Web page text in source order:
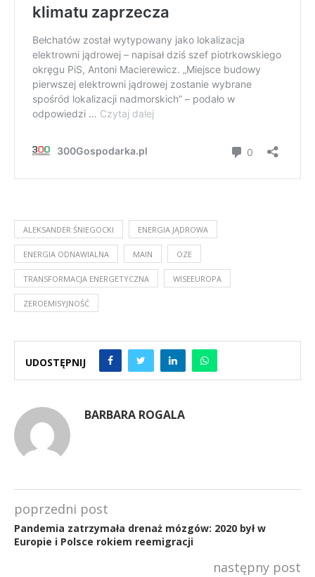
ALEKSANDER ŚNIEGOCKI ENERGIA JĄDROWA
ENERGIA ODNAWIALNA MAIN OZE
TRANSFORMACJA ENERGETYCZNA WISEEUROPA
ZEROEMISYJNOŚĆ
UDOSTĘPNIJ
BARBARA ROGALA
poprzedni post
Pandemia zatrzymała drenaż mózgów: 2020 był w
Europie i Polsce rokiem reemigracji
następny post